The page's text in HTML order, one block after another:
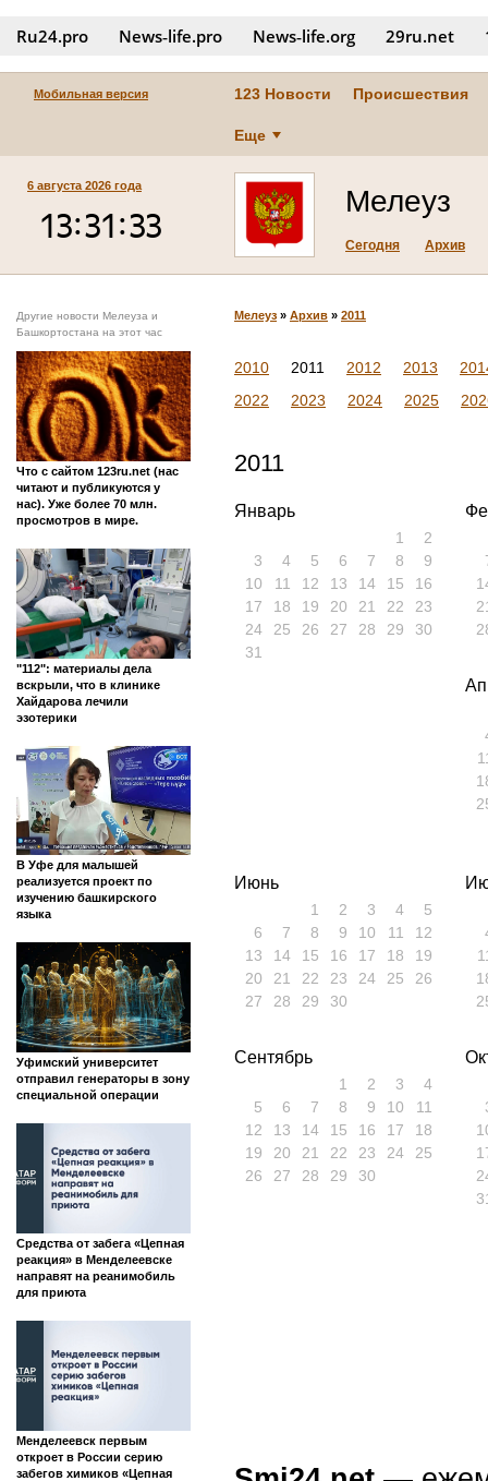
Ru24.pro News‑life.pro News‑life.org 29ru.net
Мобильная версия 123 Новости Происшествия
Еще
6 августа 2026 года Мелеуз
Сегодня Архив
Другие новости Мелеуза и
Башкортостана на этот час
Что с сайтом 123ru.net (нас
читают и публикуются у
нас). Уже более 70 млн.
просмотров в мире.
"112": материалы дела
вскрыли, что в клинике
Хайдарова лечили
эзотерики
В Уфе для малышей
реализуется проект по
изучению башкирского
языка
Уфимский университет
отправил генераторы в зону
специальной операции
Средства от забега «Цепная
реакция» в Менделеевске
направят на реанимобиль
для приюта
Менделеевск первым
откроет в России серию
забегов химиков «Цепная
Мелеуз » Архив » 2011
2010 2011 2012 2013
2022
2023 2024 2025
2011
Январь
1
2
3
4 5 6 7 8
9
10
11 12 13 14 15
16
17
18 19 20 21 22
23
24
25 26 27 28 29
30
31
Июнь
1 2 3 4
5
6
7 8 9 10 11
12
13
14 15 16 17 18
19
20
21 22 23 24 25
26
27
28 29 30
Сентябрь
1 2 3
4
5
6 7 8 9 10
11
12
13 14 15 16 17
18
19
20 21 22 23 24
25
26
27 28 29 30